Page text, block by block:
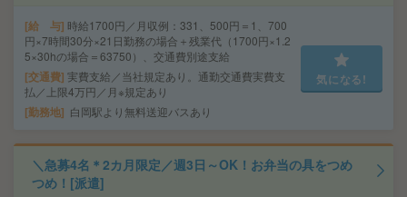
給 与 時給1700円／月収例：331、500円＝1、700
円×7時間30分×21日勤務の場合＋残業代（1700円×1.2
5×30hの場合＝63750）、交通費別途支給
交通費 実費支給／当社規定あり。通勤交通費実費支
払／上限4万円／月※規定あり
勤務地 白岡駅より無料送迎バスあり
気になる!
＼急募4名＊2カ月限定／週3日～OK！お弁当の具をつめ
つめ！[派遣]